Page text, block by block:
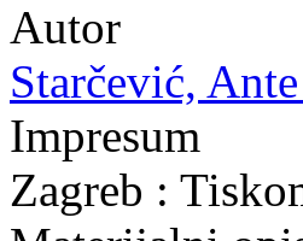
Autor
Starčević,
Impresum
Zagreb :